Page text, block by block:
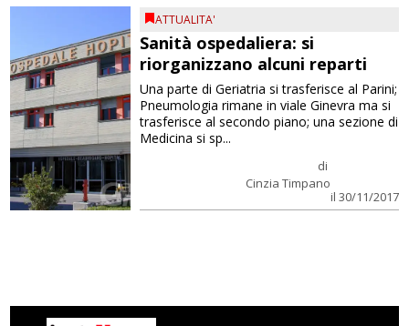
ATTUALITA'
Sanità ospedaliera: si
riorganizzano alcuni reparti
di
Cinzia Timpano
il 30/11/2017
Una parte di Geriatria si trasferisce al Parini;
Pneumologia rimane in viale Ginevra ma si
trasferisce al secondo piano; una sezione di
Medicina si sp...